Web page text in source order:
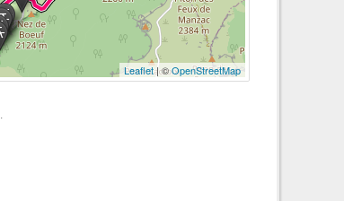
Leaflet| ©OpenStreetMap